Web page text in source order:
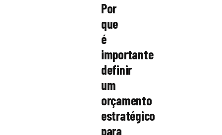
Por
que
é
importante
definir
um
orçamento
estratégico
para